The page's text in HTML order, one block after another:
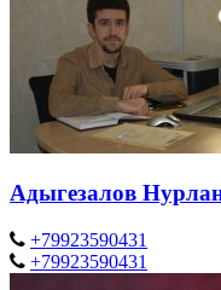
Адыгезалов
+79923590431
+79923590431